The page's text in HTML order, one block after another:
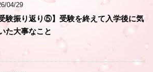
04/29
受験振り返り⑤】受験を終えて入学後に気
た大事なこと